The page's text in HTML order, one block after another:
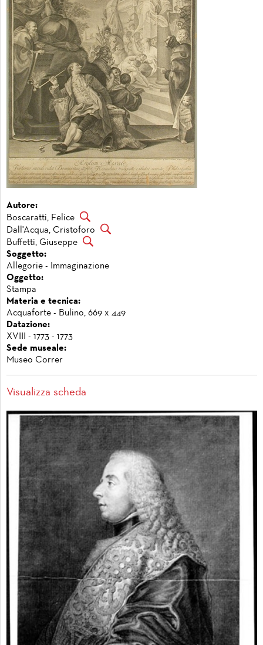
Autore:
Boscaratti, Felice
Dall'Acqua, Cristoforo
Buffetti, Giuseppe
Soggetto:
Allegorie - Immaginazione
Oggetto:
Stampa
Materia e tecnica:
Acquaforte - Bulino, 669 x 449
Datazione:
XVIII - 1773 - 1773
Sede museale:
Museo Correr
Visualizza scheda